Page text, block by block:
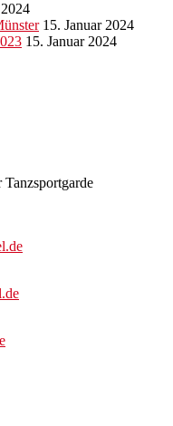
15. Januar 2024
15. Januar 2024